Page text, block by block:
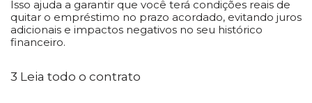
Isso ajuda a garantir que você terá condições reais de
quitar o empréstimo no prazo acordado, evitando juros
adicionais e impactos negativos no seu histórico
financeiro.
3 Leia todo o contrato